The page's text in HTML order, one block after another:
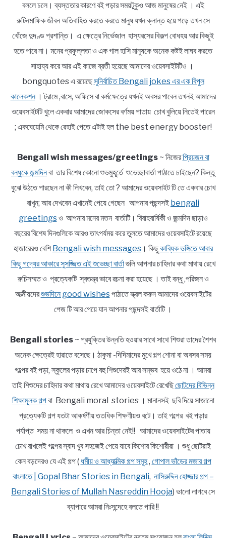
বললে চলে। ব্যস্ততার কারণে বই পড়ার সময়টুকুও আজ মানুষের নেই । এই
রুটিনমাফিক জীবন অতিবাহিত করতে করতে মানুষ যখন ক্লান্ত হয়ে পড়ে তখন সে
খোঁজে দুদণ্ড প্রশান্তি। এ ক্ষেত্রে নির্ভেজাল হাস্যরসের বিকল্প বোধহয় আর কিছুই
হতে পারে না। মনের প্রফুল্লতা ও এক গাল হাসি মানুষকে অনেক কষ্টই লাঘব করতে
সাহায্য করে আর এই কাজে ব্রতী হয়েছে আমাদের ওয়েবসাইটটিও ।
bongquotes এ রয়েছেসুনির্বাচিত Bengali jokes এর এক বিপুল
কালেকশন। ট্রামে ,বাসে, অফিসে বা কর্মক্ষেত্রে যখনই অবসর পাবেন তখনই আমাদের
ওয়েবসাইটটি খুলে একবার আমাদের জোকসের বর্ণময় পাতায় চোখ বুলিয়ে নিতেই পারেন
; একঘেয়েমি থেকে রেহাই পেতে এটাই হল the best energy booster!
Bengali wish messages/greetings~ নিজেরপ্রিয়জন বা
বন্ধুকে জন্মদিনবা তার বিশেষ কোনো শুভমুহূর্তে শুভেচ্ছাবার্তা পাঠাতে চাইছেন? কিন্তু
বুঝে উঠতে পারছেন না কী লিখবেন, তাই তো ? আমাদের ওয়েবসাইট টি তে একবার চোখ
রাখুন; আর দেখবেন এখানেই পেয়ে গেছেন আপনার পছন্দসই bengali
greetingsও আপনার মনের মতন বার্তাটি। বিবাহবার্ষিকী ও জন্মদিন ছাড়াও
বছরের বিশেষ দিনগুলিকে আরও তাৎপর্যময় করে তুলতে আমাদের ওয়েবসাইটে রয়েছে
হাজারেরও বেশিBengali wish messages। কিছুকাব্যিক ভঙ্গিতে আবার
কিছু গদ্যের আকারে সুসজ্জিত এই শুভেচ্ছা বার্তাগুলি আপনার চাহিদার কথা মাথায় রেখে
রুচিসম্মত ও প্রত্যেকটি স্বতন্ত্র ভাবে রচনা করা হয়েছে । তাই বন্ধু ,পরিজন ও
আত্মীয়দেরশুভদিনে good wishesপাঠাতে স্ক্রল করুন আমাদের ওয়েবসাইটের
পেজ টি আর পেয়ে যান আপনার পছন্দসই বার্তাটি ।
Bengali stories ~ প্রযুক্তির উন্নতি হওয়ার সাথে সাথে শিশুরা তাদের শৈশব
অনেক ক্ষেত্রেই হারাতে বসেছে। ঠাকুমা -দিদিমাদের মুখে গল্প শোনা বা অবসর সময়
গল্পের বই পড়া, স্কুলের পড়ার চাপে বহু শিশুদেরই আর সম্ভব হয়ে ওঠে না । আমরা
তাই শিশুদের চাহিদার কথা মাথায় রেখে আমাদের ওয়েবসাইটে রেখেছিছোটদের বিভিন্ন
শিক্ষামূলক গল্পবা Bengali moral stories । মানানসই ছবি দিয়ে সাজানো
প্রত্যেকটি গল্প যতটা আকর্ষণীয় ততধিক শিক্ষণীয়ও বটে। তাই গল্পের বই পড়ার
পর্যাপ্ত সময় না থাকলে ও এখন আর চিন্তা নেই!! আমাদের ওয়েবসাইটের পাতায়
চোখ রাখলেই গল্পের স্বাদ খুব সহজেই পেয়ে যাবে কিশোর কিশোরীরা । শুধু ছোটরাই
কেন বড়দেরও যে এই গল্প ( ধর্মীয় ও আধ্যাত্মিক গল্প সমূহ, গোপাল ভাঁড়ের মজার গল্প
বাংলাতে | Gopal Bhar Stories in Bengali, নাসিরুদ্দিন হোজ্জার গল্প –
Bengali Stories of Mullah Nasreddin Hooja) ভালো লাগবে সে
ব্যাপারে আমরা নিঃসন্দেহে বলতে পারি !!